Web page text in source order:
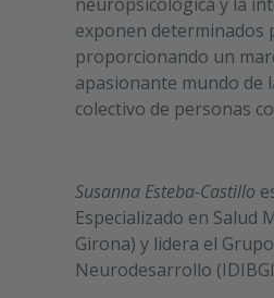
exponen determinados
proporcionando un
apasionante mundo de
colectivo de personas
Susanna Esteba-Castillo
Especializado en Salud
Girona) y lidera el
Neurodesarrollo